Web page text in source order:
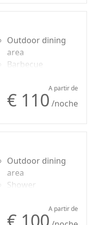
- Saturnia.
Outdoor dining
area
Barbecue
Garden view
Mobiliario
A partir de
€ 110 /noche
Outdoor dining
area
Shower
Garden view
Own entrance
A partir de